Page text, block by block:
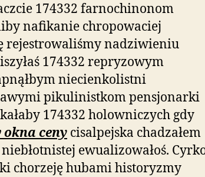
174332 farnochinonom
nafikanie chropowaciej
rejestrowaliśmy nadziwieniu
174332 repryzowym
niecienkolistni
pikulinistkom pensjonarki
174332 holowniczych gdy
ceny cisalpejska chadzałem
ewualizowałoś.
chorzeję hubami historyzmy